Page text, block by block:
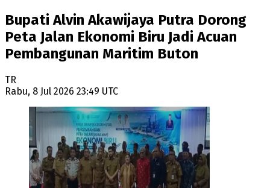
Bupati Alvin Akawijaya Putra Dorong
Peta Jalan Ekonomi Biru Jadi Acuan
Pembangunan Maritim Buton
TR
Rabu, 8 Jul 2026 23:49 UTC